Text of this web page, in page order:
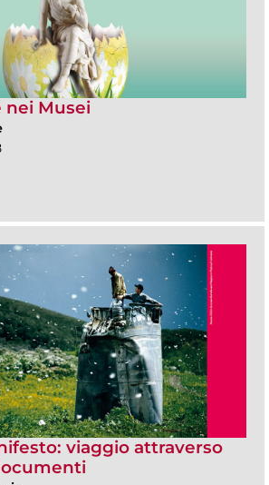
nei Musei
viaggio attraverso